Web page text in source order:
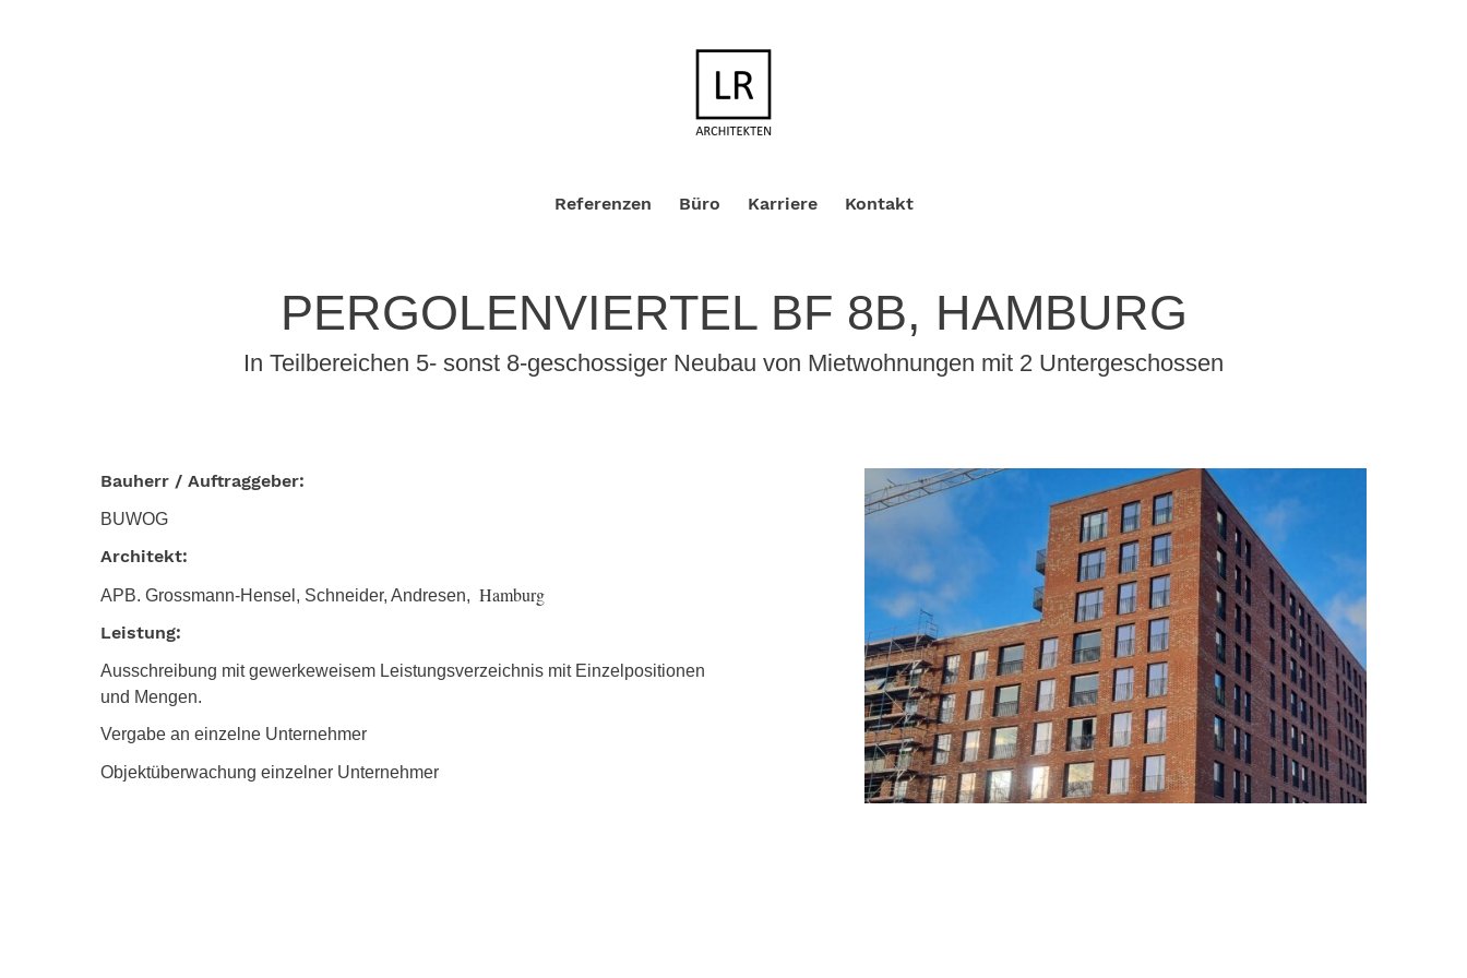
Referenzen Büro Karriere Kontakt
PERGOLENVIERTEL BF 8B, HAMBURG
In Teilbereichen 5- sonst 8-geschossiger Neubau von Mietwohnungen mit 2 Untergeschossen
Bauherr / Auftraggeber:
BUWOG
Architekt:
APB. Grossmann-Hensel, Schneider, Andresen, Hamburg
Leistung:
Ausschreibung mit gewerkeweisem Leistungsverzeichnis mit Einzelpositionen
und Mengen.
Vergabe an einzelne Unternehmer
Objektüberwachung einzelner Unternehmer